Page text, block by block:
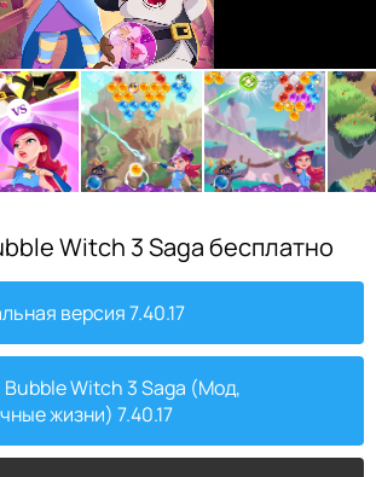
Witch 3 Saga бесплатно
версия 7.40.17
Bubble Witch 3 Saga (Мод,
жизни) 7.40.17